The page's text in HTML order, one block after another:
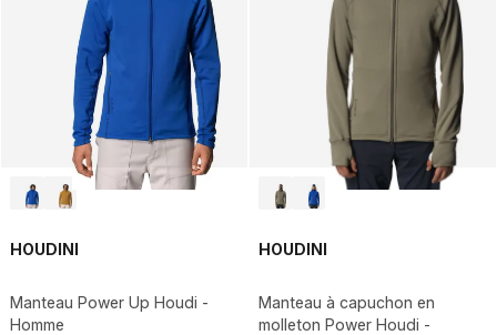
HOUDINI
Manteau Power Up Houdi -
Homme
HOUDINI
Manteau à capuchon en
molleton Power Houdi -